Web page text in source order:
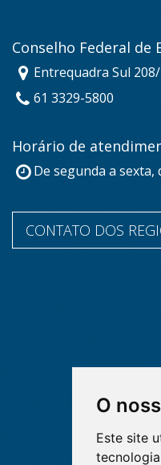
O
Este site
Conselho Federal de
Entrequadra Sul 208/
61 3329-5800
Horário de
De segunda a sexta,
CONTATO DOS